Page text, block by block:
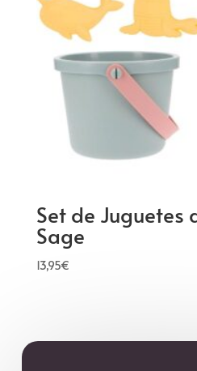
Set de Juguetes
Sage
13,95€